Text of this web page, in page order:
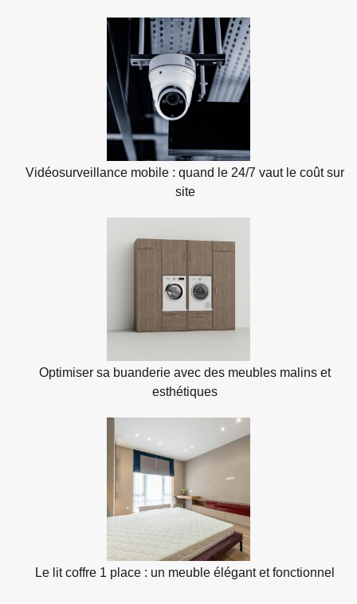
Vidéosurveillance mobile : quand le 24/7 vaut le coût sur
site
Optimiser sa buanderie avec des meubles malins et
esthétiques
Le lit coffre 1 place : un meuble élégant et fonctionnel